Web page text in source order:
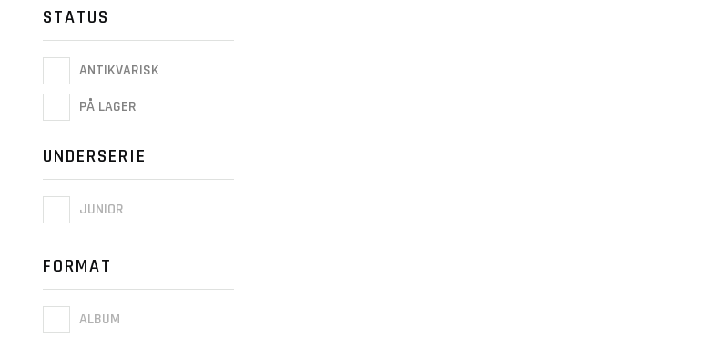
STATUS
ANTIKVARISK
PÅ LAGER
UNDERSERIE
JUNIOR
FORMAT
ALBUM